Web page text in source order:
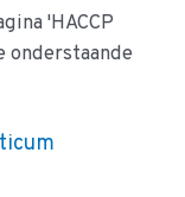
'HACCP
onderstaande